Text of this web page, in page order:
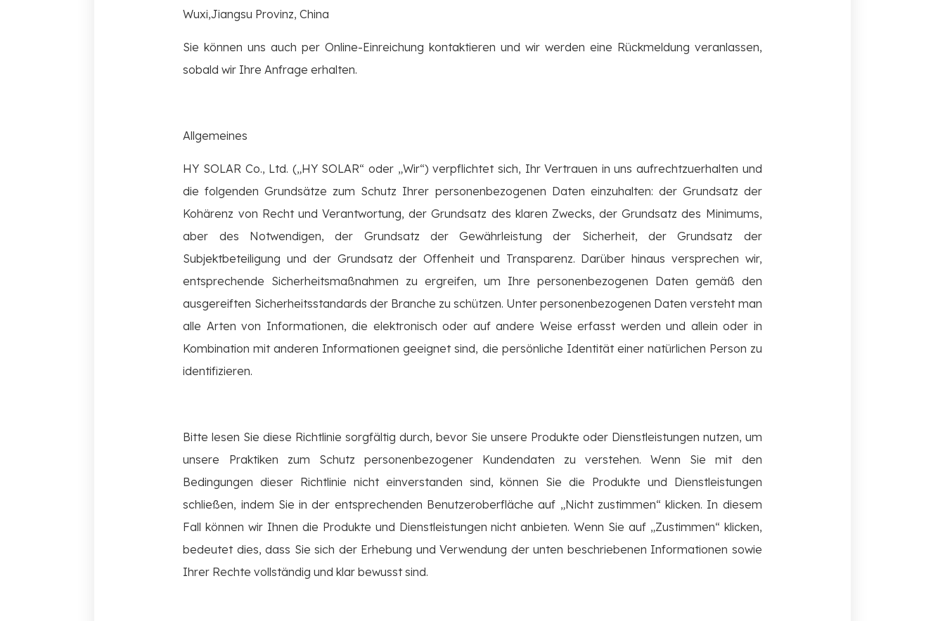
Wuxi,Jiangsu Provinz, China
Sie können uns auch per Online-Einreichung kontaktieren und wir werden eine Rückmeldung veranlassen,
sobald wir Ihre Anfrage erhalten.
Allgemeines
HY SOLAR Co., Ltd. („HY SOLAR“ oder „Wir“) verpflichtet sich, Ihr Vertrauen in uns aufrechtzuerhalten und
die folgenden Grundsätze zum Schutz Ihrer personenbezogenen Daten einzuhalten: der Grundsatz der
Kohärenz von Recht und Verantwortung, der Grundsatz des klaren Zwecks, der Grundsatz des Minimums,
aber des Notwendigen, der Grundsatz der Gewährleistung der Sicherheit, der Grundsatz der
Subjektbeteiligung und der Grundsatz der Offenheit und Transparenz. Darüber hinaus versprechen wir,
entsprechende Sicherheitsmaßnahmen zu ergreifen, um Ihre personenbezogenen Daten gemäß den
ausgereiften Sicherheitsstandards der Branche zu schützen. Unter personenbezogenen Daten versteht man
alle Arten von Informationen, die elektronisch oder auf andere Weise erfasst werden und allein oder in
Kombination mit anderen Informationen geeignet sind, die persönliche Identität einer natürlichen Person zu
identifizieren.
Bitte lesen Sie diese Richtlinie sorgfältig durch, bevor Sie unsere Produkte oder Dienstleistungen nutzen, um
unsere Praktiken zum Schutz personenbezogener Kundendaten zu verstehen. Wenn Sie mit den
Bedingungen dieser Richtlinie nicht einverstanden sind, können Sie die Produkte und Dienstleistungen
schließen, indem Sie in der entsprechenden Benutzeroberfläche auf „Nicht zustimmen“ klicken. In diesem
Fall können wir Ihnen die Produkte und Dienstleistungen nicht anbieten. Wenn Sie auf „Zustimmen“ klicken,
bedeutet dies, dass Sie sich der Erhebung und Verwendung der unten beschriebenen Informationen sowie
Ihrer Rechte vollständig und klar bewusst sind.